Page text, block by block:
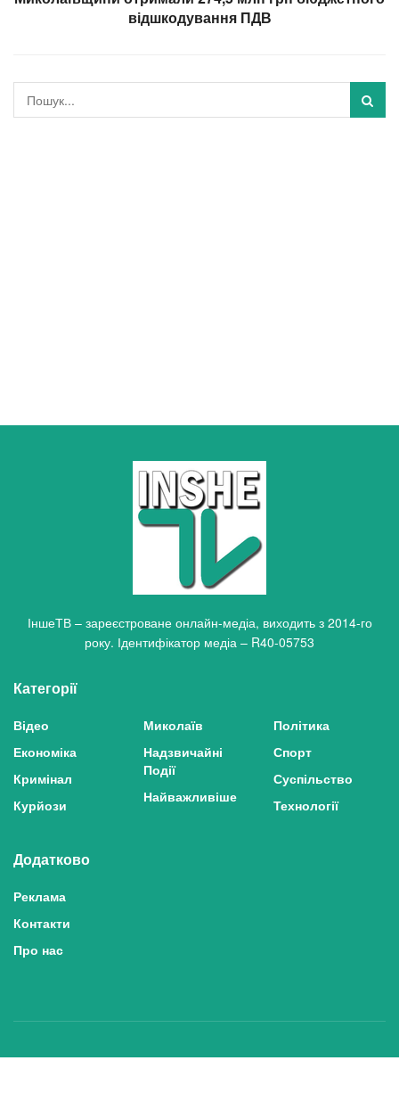
відшкодування ПДВ
ІншеТВ – зареєстроване онлайн-медіа, виходить з 2014-го
року. Ідентифікатор медіа – R40-05753
Категорії
Відео
Економіка
Кримінал
Курйози
Миколаїв
Надзвичайні
Події
Найважливіше
Політика
Спорт
Суспільство
Технології
Додатково
Реклама
Контакти
Про нас
Політика конфіденційності та захисту персональних даних